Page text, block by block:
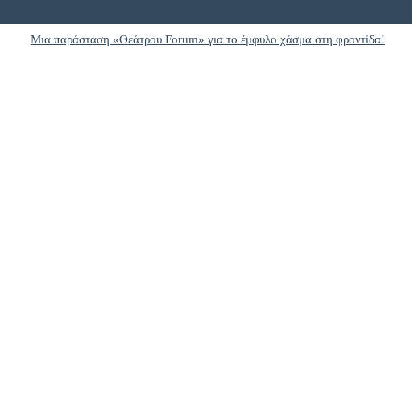
Μια παράσταση «Θεάτρου Forum» για το έμφυλο χάσμα στη φροντίδα!